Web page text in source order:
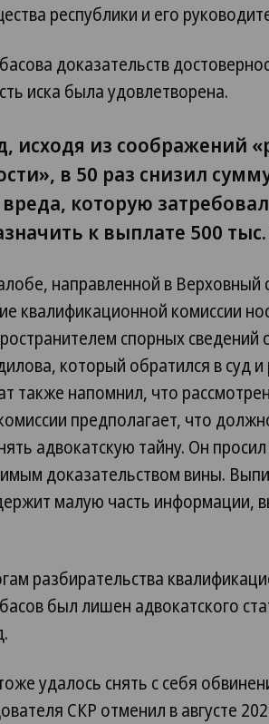
республики и его
доказательств
иска была удовлетворена.
исходя из соображений
в 50 раз снизил
которую
к выплате 500
направленной в
квалификационной комиссии
спорных сведений
который обратился в суд
также напомнил, что
предполагает, что
адвокатскую тайну. Он
доказательством вины.
малую часть информации,
разбирательства
был лишен адвокатского
удалось снять с себя
СКР отменил в августе